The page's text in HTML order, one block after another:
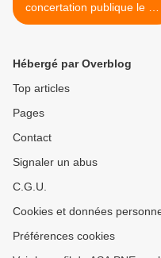
concertation publique le 12
mars
Hébergé par Overblog
Top articles
Pages
Contact
Signaler un abus
C.G.U.
Cookies et données
Préférences cookies